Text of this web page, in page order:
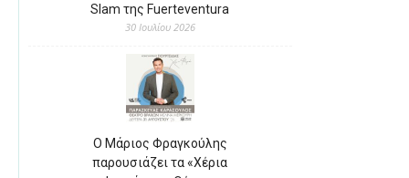
Slam της Fuerteventura
30 Ιουλίου 2026
Ο Μάριος Φραγκούλης
παρουσιάζει τα «Χέρια